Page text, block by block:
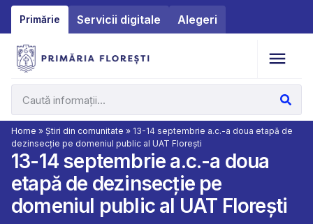
Primărie Servicii digitale Alegeri
Home » Știri din comunitate » 13-14 septembrie a.c.-a doua etapă de
dezinsecție pe domeniul public al UAT Florești
13-14 septembrie a.c.-a doua
etapă de dezinsecție pe
domeniul public al UAT Florești